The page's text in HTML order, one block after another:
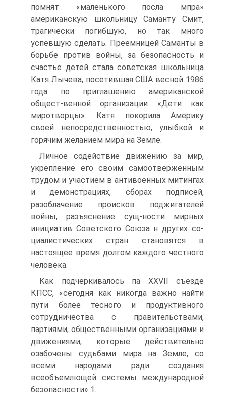
помнят «маленького посла мпра»
американскую школьницу Саманту Смит,
трагически погибшую, но так много
успевшую сделать. Преемницей Саманты в
борьбе против войны, за безопасность и
счастье детей стала советская школьница
Катя Лычева, посетившая США весной 1986
года по приглашению американской
общест-венной организации «Дети как
миротворцы». Катя покорила Америку
своей непосредственностью, улыбкой и
горячим желанием мира на Земле.
Личное содействие движению за мир,
укрепление его своим самоотверженным
трудом и участием в антивоенных митингах
и демонстрациях, сборах подписей,
разоблачение происков поджигателей
войны, разъяснение сущ-ности мирных
инициатив Советского Союза н других со-
циалистических стран становятся в
настоящее время долгом каждого честного
человека.
Как подчеркивалось па XXVII съезде
КПСС, «сегодня как никогда важно найти
пути более тесного и продуктивного
сотрудничества с правительствами,
партиями, общественными организациями и
движениями, которые действительно
озабочены судьбами мира на Земле, со
всеми народами ради создания
всеобъемлющей системы международной
безопасности» 1.